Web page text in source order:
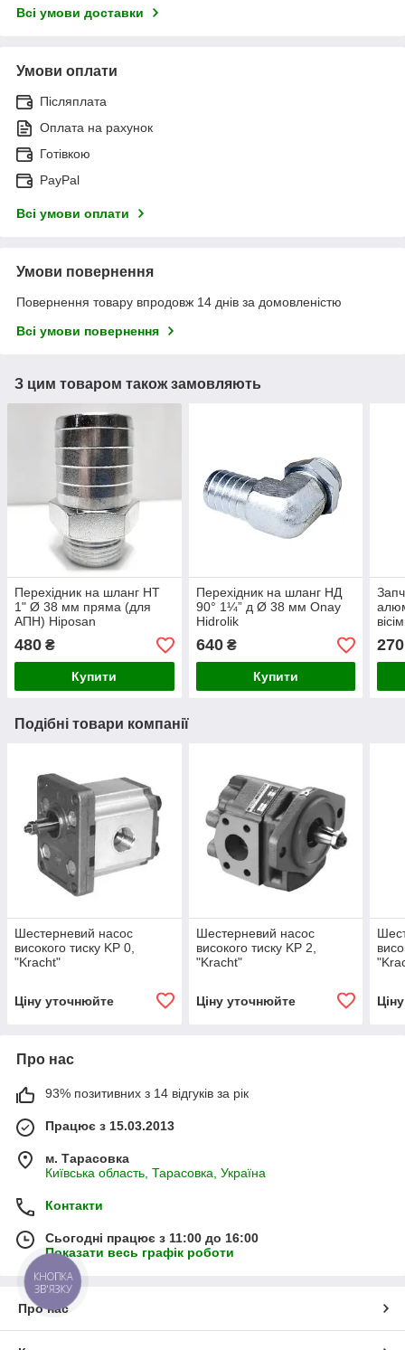
Всі умови доставки
Умови оплати
Післяплата
Оплата на рахунок
Готівкою
PayPal
Всі умови оплати
Умови повернення
Повернення товару впродовж 14 днів за домовленістю
Всі умови повернення
З цим товаром також замовляють
Перехідник на шланг НТ
1" Ø 38 мм пряма (для
АПН) Hiposan
480 ₴
Купити
Перехідник на шланг НД
90° 1¼” д Ø 38 мм Onay
Hidrolik
640₴
Купити
270
Подібні товари компанії
Шестерневий насос
високого тиску KP 0,
"Kracht"
Ціну уточнюйте
Шестерневий насос
високого тиску KP 2,
"Kracht"
Ціну уточнюйте
Про нас
93% позитивних з 14 відгуків за рік
Працює з 15.03.2013
м. Тарасовка
Київська область, Тарасовка, Україна
Контакти
Сьогодні працює з 11:00 до 16:00
Показати весь графік роботи
Про нас
КНОПКА
ЗВ'ЯЗКУ